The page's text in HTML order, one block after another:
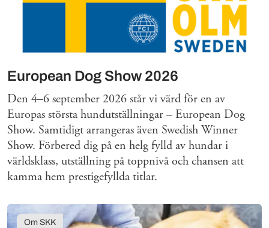
European Dog Show 2026
Den 4–6 september 2026 står vi värd för en av
Europas största hundutställningar – European Dog
Show. Samtidigt arrangeras även Swedish Winner
Show. Förbered dig på en helg fylld av hundar i
världsklass, utställning på toppnivå och chansen att
kamma hem prestigefyllda titlar.
Om SKK